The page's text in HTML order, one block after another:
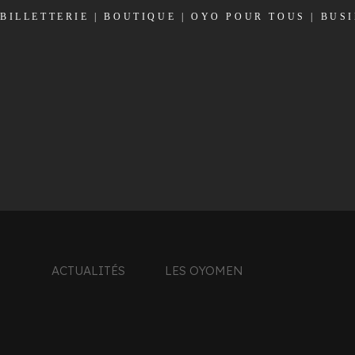
BILLETTERIE |BOUTIQUE |OYO POUR TOUS
ACTUALITÉS LES OYOMEN